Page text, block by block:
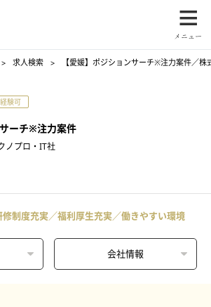
求人検索 【愛媛】ポジションサーチ※注力案件／
験可
サーチ※注力案件
ノプロ・IT社
制度充実／福利厚生充実／働きやすい環境
会社情報